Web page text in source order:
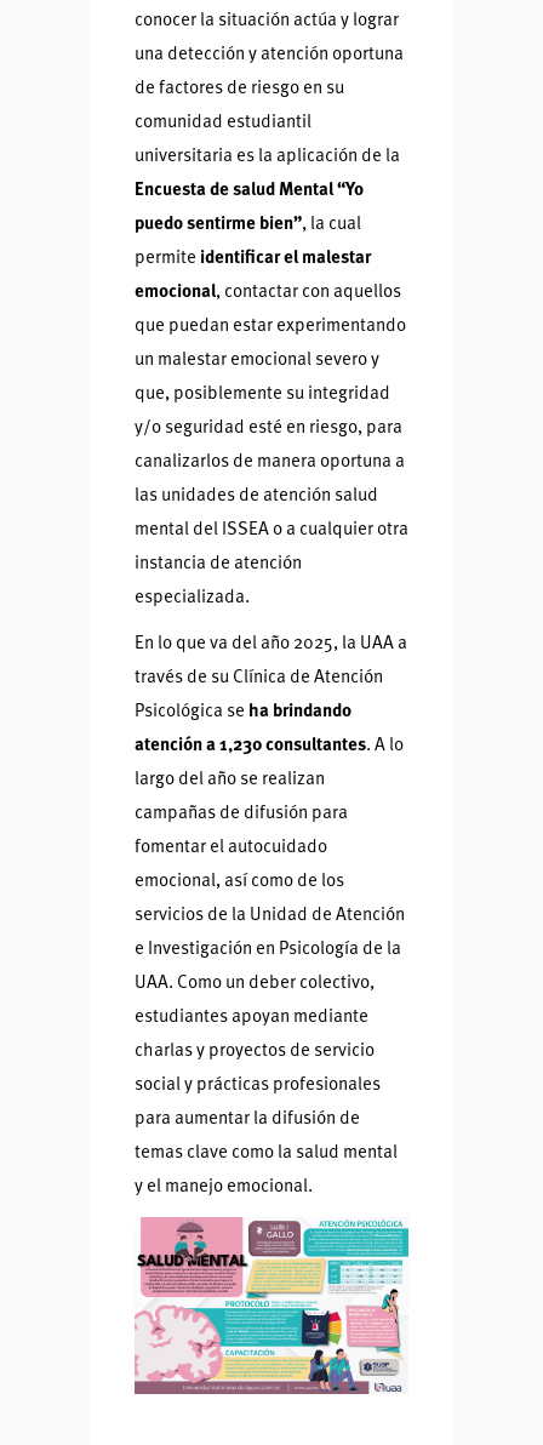
conocer la situación actúa y lograr
una detección y atención oportuna
de factores de riesgo en su
comunidad estudiantil
universitaria es la aplicación de la
Encuesta de salud Mental “Yo
puedo sentirme bien”, la cual
permite identificar el malestar
emocional, contactar con aquellos
que puedan estar experimentando
un malestar emocional severo y
que, posiblemente su integridad
y/o seguridad esté en riesgo, para
canalizarlos de manera oportuna a
las unidades de atención salud
mental del ISSEA o a cualquier otra
instancia de atención
especializada.
En lo que va del año 2025, la UAA a
través de su Clínica de Atención
Psicológica se ha brindando
atención a 1,230 consultantes. A lo
largo del año se realizan
campañas de difusión para
fomentar el autocuidado
emocional, así como de los
servicios de la Unidad de Atención
e Investigación en Psicología de la
UAA. Como un deber colectivo,
estudiantes apoyan mediante
charlas y proyectos de servicio
social y prácticas profesionales
para aumentar la difusión de
temas clave como la salud mental
y el manejo emocional.